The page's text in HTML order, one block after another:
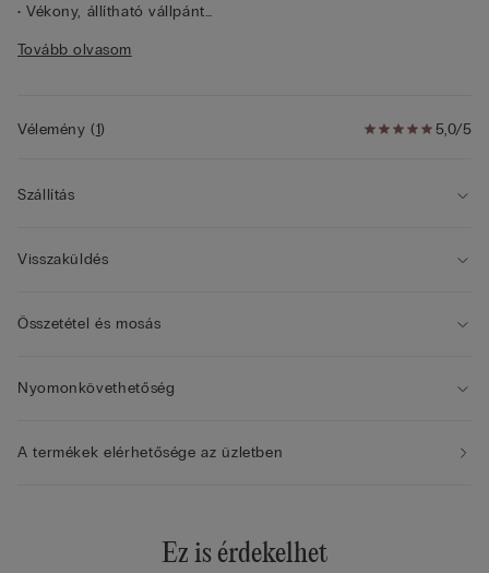
• Vékony, állítható vállpánt
• A modell 175 cm magas és 2-es/S-es méretet visel
Tovább olvasom
5,0/5
Vélemény(1)
Szállítás
Visszaküldés
Összetétel és mosás
Nyomonkövethetőség
A termékek elérhetősége az üzletben
Ez is érdekelhet